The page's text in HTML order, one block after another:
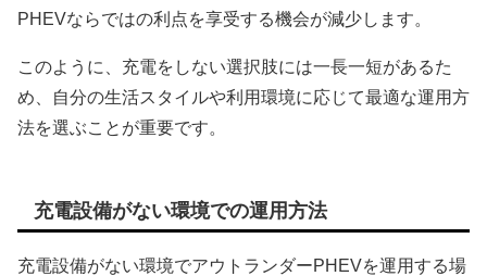
PHEVならではの利点を享受する機会が減少します。
このように、充電をしない選択肢には一長一短があるた
め、自分の生活スタイルや利用環境に応じて最適な運用方
法を選ぶことが重要です。
充電設備がない環境での運用方法
充電設備がない環境でアウトランダーPHEVを運用する場